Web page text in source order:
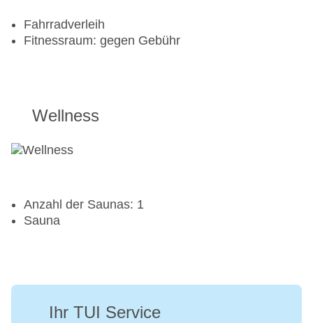
Fahrradverleih
Fitnessraum: gegen Gebühr
Wellness
Anzahl der Saunas: 1
Sauna
Ihr TUI Service